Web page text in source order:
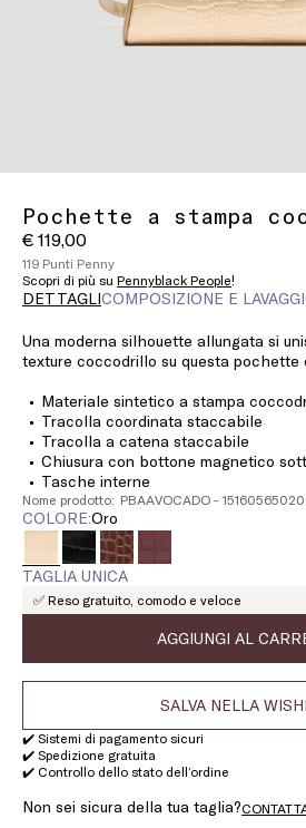
Pochette a stampa
€ 119,00
119 Punti Penny
Scopri di più su Pennyblack People!
DETTAGLICOMPOSIZIONE E
Una moderna silhouette allungata si
texture coccodrillo su questa pochette
Materiale sintetico a stampa
Tracolla coordinata staccabile
Tracolla a catena staccabile
Chiusura con bottone magnetico
Tasche interne
Nome prodotto: PBAAVOCADO -
COLORE: oro
TAGLIA UNICA
✅ Reso gratuito, comodo e veloce
AGGIUNGI AL
SALVA NELLA
✔️ Sistemi di pagamento sicuri
✔️ Spedizione gratuita
✔️ Controllo dello stato dell’ordine
Non sei sicura della tua taglia?